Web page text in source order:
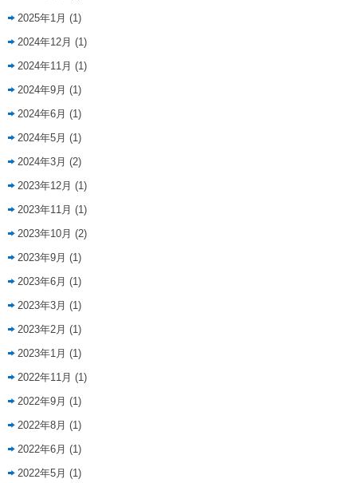
2025年1月 (1)
2024年12月 (1)
2024年11月 (1)
2024年9月 (1)
2024年6月 (1)
2024年5月 (1)
2024年3月 (2)
2023年12月 (1)
2023年11月 (1)
2023年10月 (2)
2023年9月 (1)
2023年6月 (1)
2023年3月 (1)
2023年2月 (1)
2023年1月 (1)
2022年11月 (1)
2022年9月 (1)
2022年8月 (1)
2022年6月 (1)
2022年5月 (1)